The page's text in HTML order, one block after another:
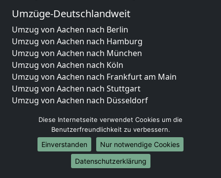
Umzüge-Deutschlandweit
Umzug von Aachen nach Berlin
Umzug von Aachen nach Hamburg
Umzug von Aachen nach München
Umzug von Aachen nach Köln
Umzug von Aachen nach Frankfurt am Main
Umzug von Aachen nach Stuttgart
Umzug von Aachen nach Düsseldorf
Umzug von Aachen nach Dortmund
Umzug von Aachen nach Essen
Umzug von Aachen nach Bremen
Umzug von Aachen nach Dresden
Umzug von Aachen nach Hannover
Diese Internetseite verwendet Cookies um die
Benutzerfreundlichkeit zu verbessern.
Einverstanden
Nur notwendige Cookies
Datenschutzerklärung